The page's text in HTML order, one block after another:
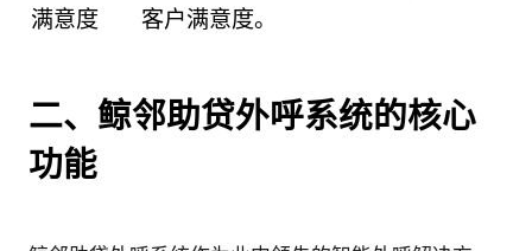
满意度
客户满意度。
二、鲸邻助贷外呼系统的核心
功能